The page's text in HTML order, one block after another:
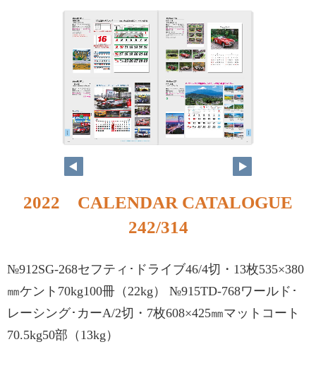
2022 CALENDAR CATALOGUE
242/314
№912SG-268セフティ･ドライブ46/4切・13枚535×380
㎜ケント70kg100冊（22kg） №915TD-768ワールド･
レーシング･カーA/2切・7枚608×425㎜マットコート
70.5kg50部（13kg）